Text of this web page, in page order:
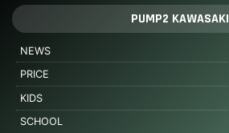
PUMP2 KAWASAKI
NEWS
PRICE
KIDS
SCHOOL